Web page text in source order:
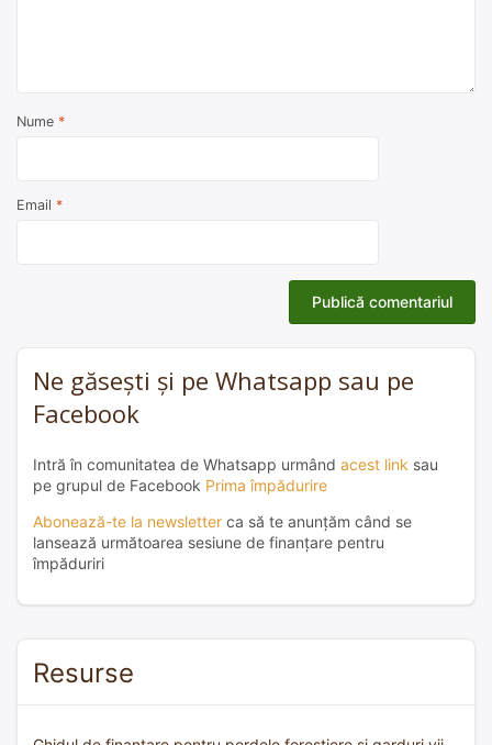
Nume *
Email *
Ne găsești și pe Whatsapp sau pe
Facebook
Intră în comunitatea de Whatsapp urmând acest link sau
pe grupul de Facebook Prima împădurire
Abonează-te la newsletter ca să te anunțăm când se
lansează următoarea sesiune de finanțare pentru
împăduriri
Resurse